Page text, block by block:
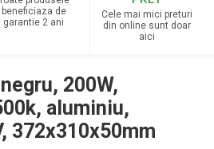
beneficiaza de
garantie 2 ani
Cele mai mici preturi
din online sunt doar
aici
200W,
aluminiu,
372x310x50mm